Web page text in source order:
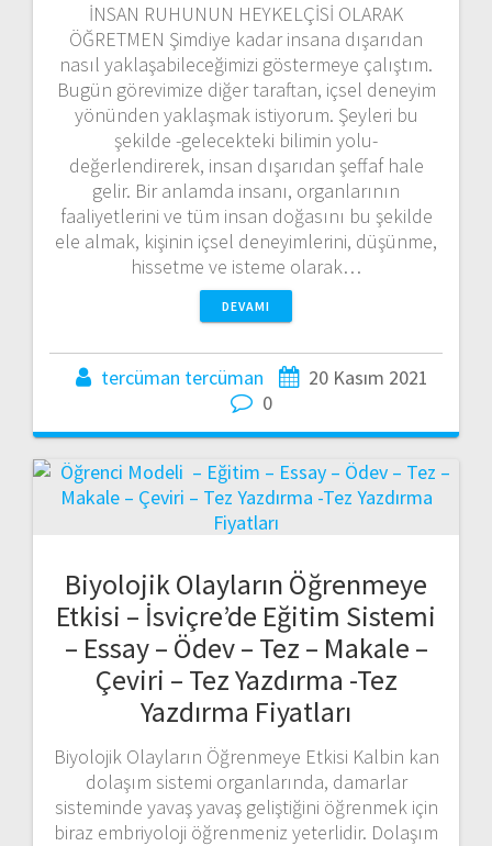
İNSAN RUHUNUN HEYKELÇİSİ OLARAK
ÖĞRETMEN Şimdiye kadar insana dışarıdan
nasıl yaklaşabileceğimizi göstermeye çalıştım.
Bugün görevimize diğer taraftan, içsel deneyim
yönünden yaklaşmak istiyorum. Şeyleri bu
şekilde -gelecekteki bilimin yolu-
değerlendirerek, insan dışarıdan şeffaf hale
gelir. Bir anlamda insanı, organlarının
faaliyetlerini ve tüm insan doğasını bu şekilde
ele almak, kişinin içsel deneyimlerini, düşünme,
hissetme ve isteme olarak…
DEVAMI
tercüman tercüman
20 Kasım 2021
0
Biyolojik Olayların Öğrenmeye
Etkisi – İsviçre’de Eğitim Sistemi
– Essay – Ödev – Tez – Makale –
Çeviri – Tez Yazdırma -Tez
Yazdırma Fiyatları
Biyolojik Olayların Öğrenmeye Etkisi Kalbin kan
dolaşım sistemi organlarında, damarlar
sisteminde yavaş yavaş geliştiğini öğrenmek için
biraz embriyoloji öğrenmeniz yeterlidir. Dolaşım